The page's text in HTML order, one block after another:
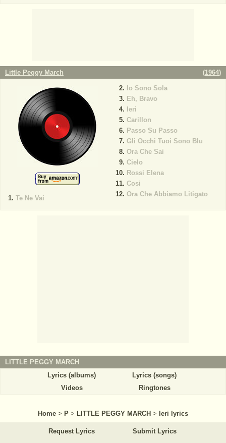
Little Peggy March (1964)
Te Ne Vai
Io Sono Sola
Eh, Bravo
Ieri
Carillon
Passo Su Passo
Gli Occhi Tuoi Sono Blu
Ora Che Sai
Cielo
Rossi Elena
Cosi
Ora Che Abbiamo Litigato
LITTLE PEGGY MARCH
Lyrics (albums)
Lyrics (songs)
Videos
Ringtones
Home > P > LITTLE PEGGY MARCH > Ieri lyrics
Request Lyrics Submit Lyrics